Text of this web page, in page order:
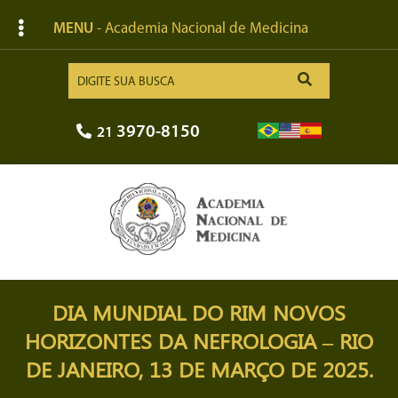
MENU - Academia Nacional de Medicina
21 3970-8150
DIA MUNDIAL DO RIM NOVOS
HORIZONTES DA NEFROLOGIA – RIO
DE JANEIRO, 13 DE MARÇO DE 2025.